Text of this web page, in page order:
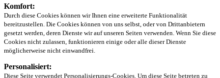
Komfort:
Durch diese Cookies können wir Ihnen eine erweiterte Funktionalität
bereitzustellen. Die Cookies können von uns selbst, oder von Drittanbietern
gesetzt werden, deren Dienste wir auf unseren Seiten verwenden. Wenn Sie diese
Cookies nicht zulassen, funktionieren einige oder alle dieser Dienste
möglicherweise nicht einwandfrei.
Personalisiert:
Diese Seite verwendet Personalisierungs-Cookies. Um diese Seite betreten zu